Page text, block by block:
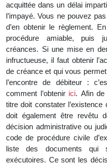
acquittée dans un délai
l’impayé. Vous ne pouvez
d’en obtenir le règlement.
procédure amiable, puis
créances. Si une mise en
infructueuse, il faut obtenir
de créance et qui vous
l’encontre de débiteur :
comment l’obtenir ici. Afin de
titre doit constater
doit également être revêtu
décision administrative ou
code de procédure civile
liste des documents qui
exécutoires. Ce sont les